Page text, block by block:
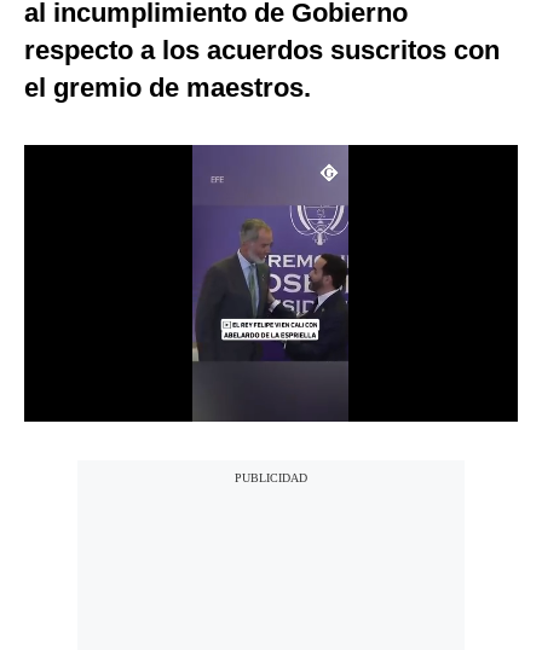
G de Gestión
al incumplimiento de Gobierno
respecto a los acuerdos suscritos con
el gremio de maestros.